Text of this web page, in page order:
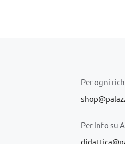
Per ogni
Per info su